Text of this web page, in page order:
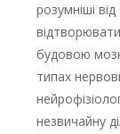
розумніші
будовою
типах
незвичайну